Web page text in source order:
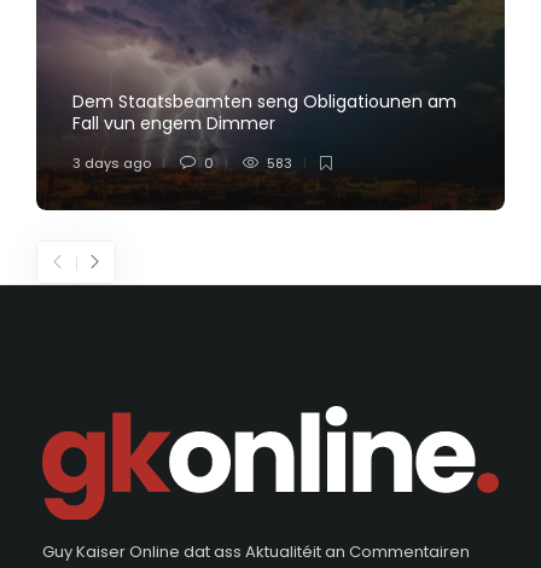
Dem Staatsbeamten seng Obligatiounen am
Fall vun engem Dimmer
3 days ago 0 583
Guy Kaiser Online dat ass Aktualitéit an Commentairen